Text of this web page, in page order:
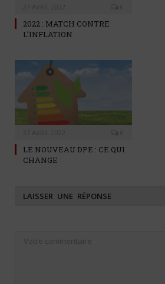
2022 : MATCH CONTRE
L’INFLATION
LE NOUVEAU DPE : CE QUI
CHANGE
LAISSER UNE RÉPONSE